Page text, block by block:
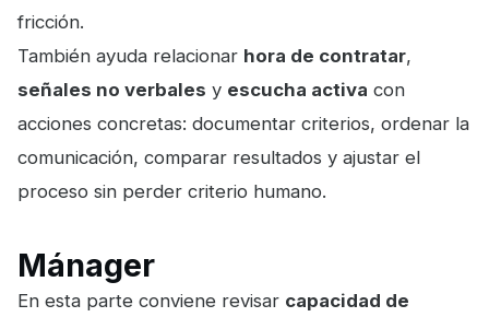
fricción.
También ayuda relacionar hora de contratar,
señales no verbales y escucha activa con
acciones concretas: documentar criterios, ordenar la
comunicación, comparar resultados y ajustar el
proceso sin perder criterio humano.
Mánager
En esta parte conviene revisar capacidad de